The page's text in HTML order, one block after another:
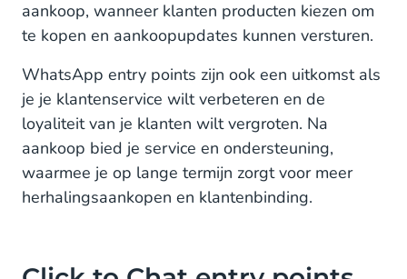
aankoop, wanneer klanten producten kiezen om
te kopen en aankoopupdates kunnen versturen.
WhatsApp entry points zijn ook een uitkomst als
je je klantenservice wilt verbeteren en de
loyaliteit van je klanten wilt vergroten. Na
aankoop bied je service en ondersteuning,
waarmee je op lange termijn zorgt voor meer
herhalingsaankopen en klantenbinding.